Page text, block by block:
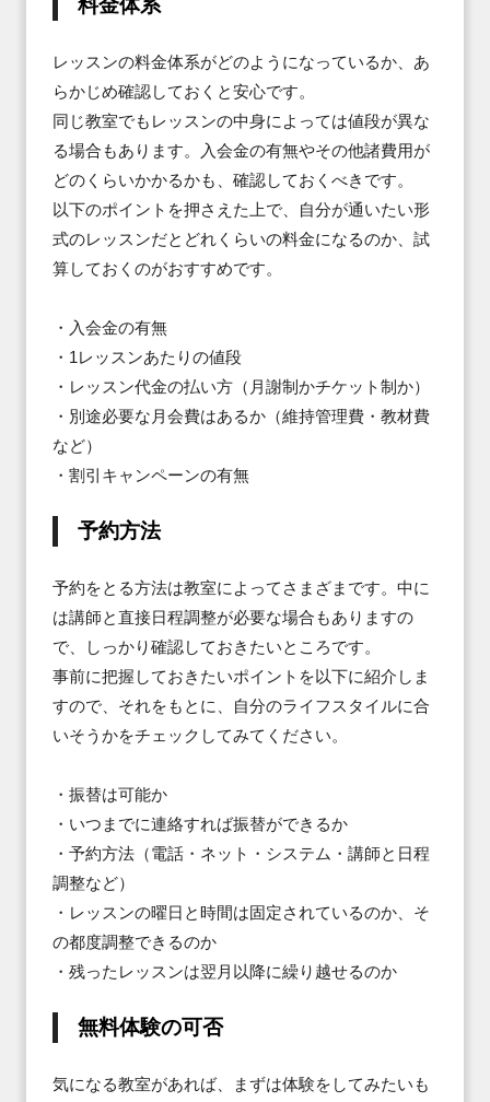
料金体系
レッスンの料金体系がどのようになっているか、あ
らかじめ確認しておくと安心です。
同じ教室でもレッスンの中身によっては値段が異な
る場合もあります。入会金の有無やその他諸費用が
どのくらいかかるかも、確認しておくべきです。
以下のポイントを押さえた上で、自分が通いたい形
式のレッスンだとどれくらいの料金になるのか、試
算しておくのがおすすめです。
・入会金の有無
・1レッスンあたりの値段
・レッスン代金の払い方（月謝制かチケット制か）
・別途必要な月会費はあるか（維持管理費・教材費
など）
・割引キャンペーンの有無
予約方法
予約をとる方法は教室によってさまざまです。中に
は講師と直接日程調整が必要な場合もありますの
で、しっかり確認しておきたいところです。
事前に把握しておきたいポイントを以下に紹介しま
すので、それをもとに、自分のライフスタイルに合
いそうかをチェックしてみてください。
・振替は可能か
・いつまでに連絡すれば振替ができるか
・予約方法（電話・ネット・システム・講師と日程
調整など）
・レッスンの曜日と時間は固定されているのか、そ
の都度調整できるのか
・残ったレッスンは翌月以降に繰り越せるのか
無料体験の可否
気になる教室があれば、まずは体験をしてみたいも